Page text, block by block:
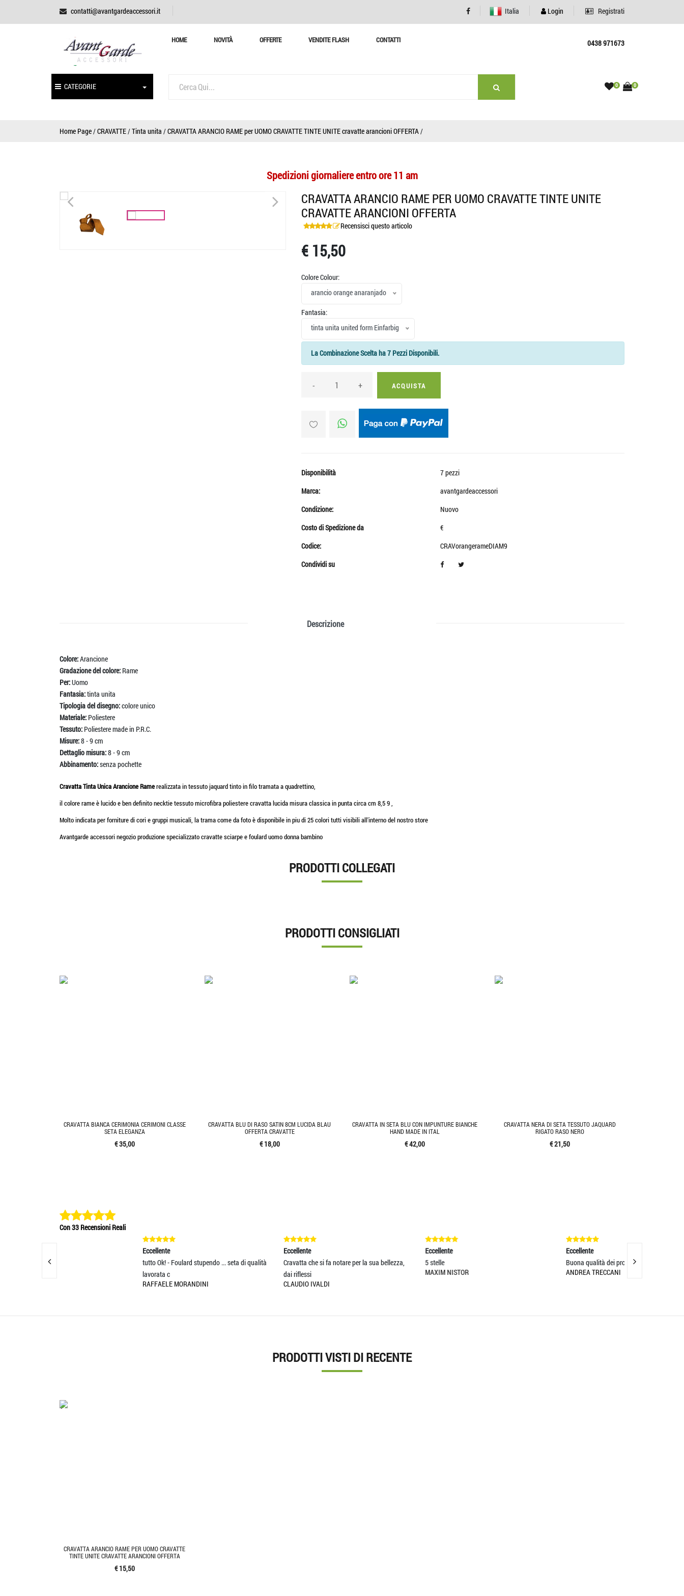
contatti@avantgardeaccessori.it Italia Login Registrati
HOME NOVITÀ OFFERTE VENDITE FLASH CONTATTI 0438 971673
CATEGORIE 0 0
Home Page/CRAVATTE/Tinta unita /CRAVATTA ARANCIO RAME per UOMO CRAVATTE TINTE UNITE cravatte arancioni OFFERTA/
Spedizioni giornaliere entro ore 11 am
< >
CRAVATTA ARANCIO RAME PER UOMO CRAVATTE TINTE UNITE
CRAVATTE ARANCIONI OFFERTA
Recensisci questo articolo
€ 15,50
Colore Colour:
arancio orange anaranjado
Fantasia:
tinta unita united form Einfarbig
La Combinazione Scelta ha 7 Pezzi Disponibili.
- + ACQUISTA
Disponibilità
7 pezzi
Marca:
avantgardeaccessori
Condizione:
Nuovo
Costo di Spedizione da
€
Codice:
CRAVorangerameDIAM9
Condividi su
Descrizione
Colore:Arancione
Gradazione del colore: Rame
Per:Uomo
Fantasia:tinta unita
Tipologia del disegno:colore unico
Materiale: Poliestere
Tessuto: Poliestere made in P.R.C.
Misure:8 - 9 cm
Dettaglio misura:8 - 9 cm
Abbinamento:senza pochette
Cravatta Tinta Unica Arancione Ramerealizzata in tessuto jaquard tinto in filo tramata a quadrettino,
il colore rame è lucido e ben definito necktie tessuto microfibra poliestere cravatta lucida misura classica in punta circa cm 8,5 9 ,
Molto indicata per forniture di cori e gruppi musicali, la trama come da foto è disponibile in piu di 25 colori tutti visibili all'interno del nostro store
Avantgarde accessori negozio produzione specializzato cravatte sciarpe e foulard uomo donna bambino
PRODOTTI COLLEGATI
PRODOTTI CONSIGLIATI
CRAVATTA BIANCA CERIMONIA CERIMONI CLASSE
SETA ELEGANZA
€ 35,00
CRAVATTA BLU DI RASO SATIN 8CM LUCIDA BLAU
OFFERTA CRAVATTE
€ 18,00
CRAVATTA IN SETA BLU CON IMPUNTURE BIANCHE
HAND MADE IN ITAL
€ 42,00
CRAVATTA NERA DI SETA TESSUTO JAQUARD
RIGATO RASO NERO
€ 21,50
Con 33 Recensioni Reali
tutto Ok! - Foulard stupendo ... seta di qualità
Cravatta che si fa notare per la sua bellezza,
5 stelle
bellissimi
PRODOTTI VISTI DI RECENTE
'.'
CRAVATTA ARANCIO RAME PER UOMO CRAVATTE
TINTE UNITE CRAVATTE ARANCIONI OFFERTA
€ 15,50